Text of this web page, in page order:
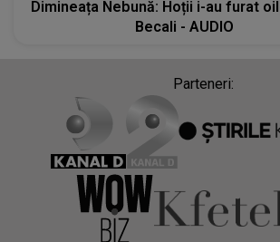
Dimineața Nebună: Hoții i-au furat
Becali - AUDIO
Parteneri: